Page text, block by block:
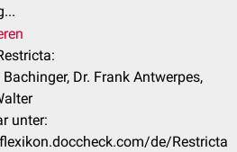
Dr. Frank Antwerpes,
unter:
de/Restricta